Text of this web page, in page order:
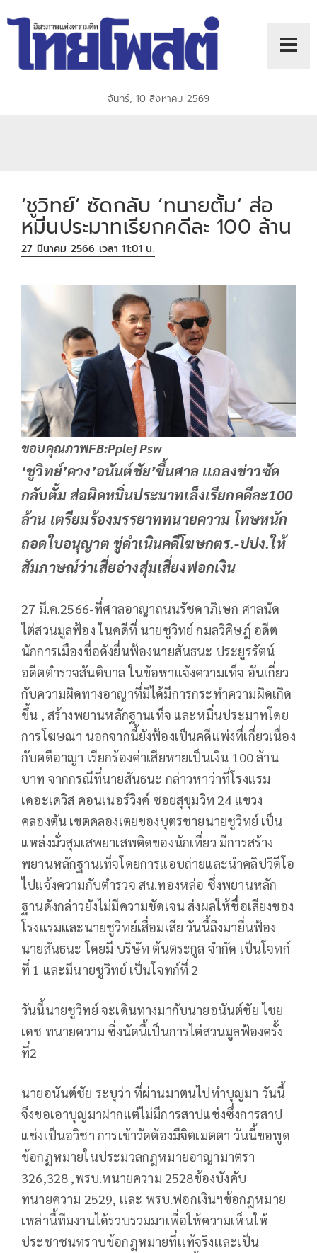
จันทร์, 10 สิงหาคม 2569
‘ชูวิทย์’ ซัดกลับ ‘ทนายตั้ม’ ส่อ
หมิ่นประมาทเรียกคดีละ 100 ล้าน
27 มีนาคม 2566 เวลา 11:01 น.
ขอบคุณภาพFB:Pplej Psw
‘ชูวิทย์’ควง’อนันต์ชัย’ขึ้นศาล เเถลงข่าวซัด
กลับตั้ม ส่อผิดหมิ่นประมาทเล็งเรียกคดีละ100
ล้าน เตรียมร้องมรรยาททนายความ โทษหนัก
ถอดใบอนุญาต ขู่ดำเนินคดีโฆษกตร.-ปปง.ให้
สัมภาษณ์ว่าเสี่ยอ่างสุ่มเสี่ยงฟอกเงิน
27 มี.ค.2566-ที่ศาลอาญาถนนรัชดาภิเษก ศาลนัด
ไต่สวนมูลฟ้อง ในคดีที่ นายชูวิทย์ กมลวิศิษฎ์ อดีต
นักการเมืองชื่อดังยื่นฟ้องนายสันธนะ ประยูรรัตน์
อดีตตำรวจสันติบาล ในข้อหาแจ้งความเท็จ อันเกี่ยว
กับความผิดทางอาญาที่มิได้มีการกระทำความผิดเกิด
ขึ้น , สร้างพยานหลักฐานเท็จ และหมิ่นประมาทโดย
การโฆษณา นอกจากนี้ยังฟ้องเป็นคดีแพ่งที่เกี่ยวเนื่อง
กับคดีอาญา เรียกร้องค่าเสียหายเป็นเงิน 100 ล้าน
บาท จากกรณีที่นายสันธนะ กล่าวหาว่าที่โรงแรม
เดอะเดวิส คอนเนอร์วิงค์ ซอยสุขุมวิท 24 แขวง
คลองตัน เขตคลองเตยของบุตรชายนายชูวิทย์ เป็น
แหล่งมั่วสุมเสพยาเสพติดของนักเที่ยว มีการสร้าง
พยานหลักฐานเท็จโดยการแอบถ่ายและนำคลิปวิดีโอ
ไปแจ้งความกับตำรวจ สน.ทองหล่อ ซึ่งพยานหลัก
ฐานดังกล่าวยังไม่มีความชัดเจน ส่งผลให้ชื่อเสียงของ
โรงแรมและนายชูวิทย์เสื่อมเสีย วันนี้ถึงมายื่นฟ้อง
นายสันธนะ โดยมี บริษัท ต้นตระกูล จำกัด เป็นโจทก์
ที่ 1 และมีนายชูวิทย์ เป็นโจทก์ที่ 2
วันนี้นายชูวิทย์ จะเดินทางมากับนายอนันต์ชัย ไชย
เดช ทนายความ ซึ่งนัดนี้เป็นการไต่สวนมูลฟ้องครั้ง
ที่2
นายอนันต์ชัย ระบุว่า ที่ผ่านมาตนไปทำบุญมา วันนี้
จึงขอเอาบุญมาฝากแต่ไม่มีการสาปแช่งซึ่งการสาป
แช่งเป็นอวิชา การเข้าวัดต้องมีจิตเมตตา วันนี้ขอพูด
ข้อกฏหมายในประมวลกฎหมายอาญามาตรา
326,328 ,พรบ.ทนายความ 2528ข้องบังคับ
ทนายความ 2529, เเละ พรบ.ฟอกเงินฯข้อกฎหมาย
เหล่านี้ทีมงานได้รวบรวมมาเพื่อให้ความเห็นให้
ประชาชนทราบข้อกฎหมายที่เเท้จริงเเละเป็น